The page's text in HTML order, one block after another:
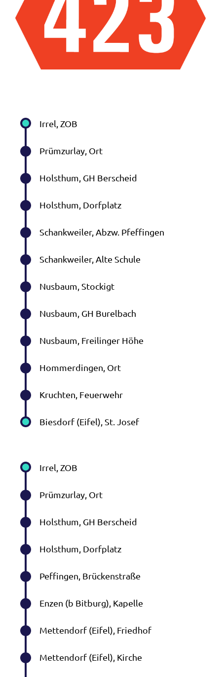
Irrel, ZOB
Prümzurlay, Ort
Holsthum, GH Berscheid
Holsthum, Dorfplatz
Schankweiler, Abzw. Pfeffingen
Schankweiler, Alte Schule
Nusbaum, Stockigt
Nusbaum, GH Burelbach
Nusbaum, Freilinger Höhe
Hommerdingen, Ort
Kruchten, Feuerwehr
Biesdorf (Eifel), St. Josef
Irrel, ZOB
Prümzurlay, Ort
Holsthum, GH Berscheid
Holsthum, Dorfplatz
Peffingen, Brückenstraße
Enzen (b Bitburg), Kapelle
Mettendorf (Eifel), Friedhof
Mettendorf (Eifel), Kirche